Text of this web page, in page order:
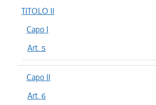
TITOLO II
Capo I
Art. 5
Capo II
Art. 6